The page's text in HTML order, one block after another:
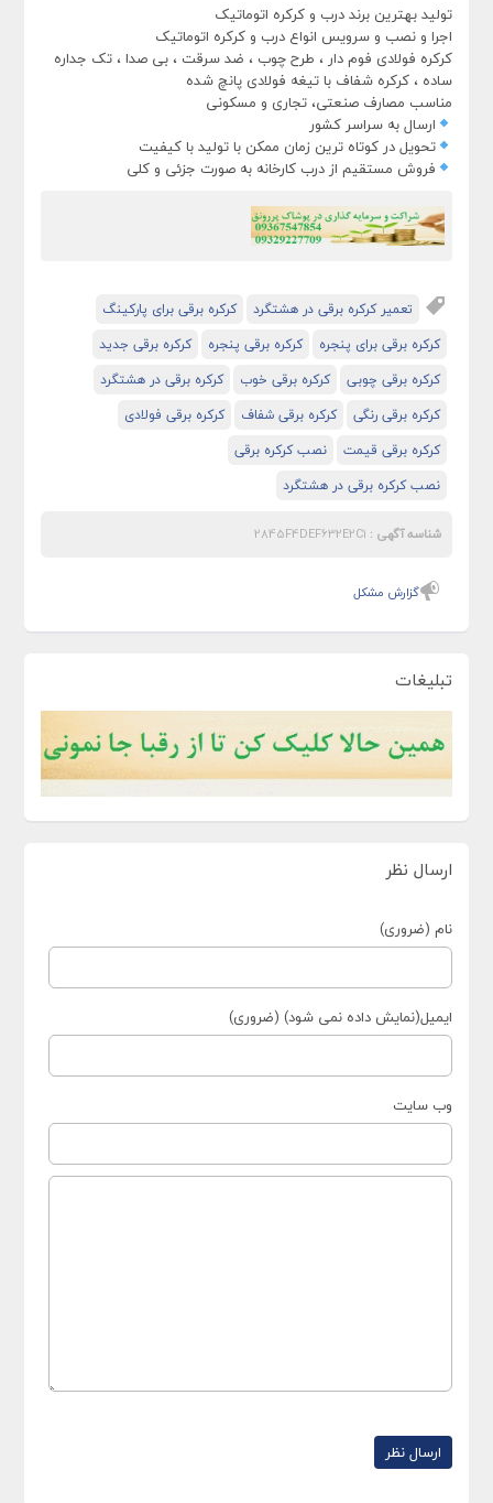
تولید بهترین برند درب و کرکره اتوماتیک
اجرا و نصب و سرویس انواع درب و کرکره اتوماتیک
کرکره فولادی فوم دار ، طرح چوب ، ضد سرقت ، بی صدا ، تک جداره
ساده ، کرکره شفاف با تیغه فولادی پانچ شده
مناسب مصارف صنعتی، تجاری و مسکونی
ارسال به سراسر کشور
تحویل در کوتاه ترین زمان ممکن با تولید با کیفیت
فروش مستقیم از درب کارخانه به صورت جزئی و کلی
تعمیر کرکره برقی در هشتگرد
کرکره برقی برای پارکینگ
کرکره برقی برای پنجره
کرکره برقی پنجره
کرکره برقی جدید
کرکره برقی چوبی
کرکره برقی خوب
کرکره برقی در هشتگرد
کرکره برقی رنگی
کرکره برقی شفاف
کرکره برقی فولادی
کرکره برقی قیمت
نصب کرکره برقی
نصب کرکره برقی در هشتگرد
شناسه آگهی :
گزارش مشکل
تبلیغات
ارسال نظر
نام (ضروری)
ایمیل(نمایش داده نمی شود) (ضروری)
وب سایت